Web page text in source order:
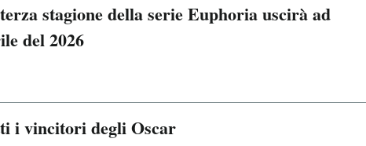
stagione della serie Euphoria uscirà ad
del 2026
i vincitori degli Oscar